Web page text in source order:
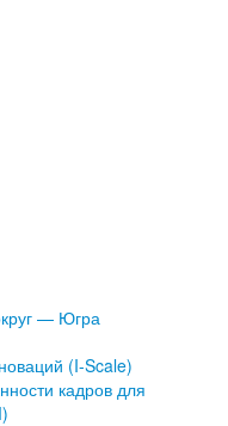
— Югра
(I-Scale)
кадров для